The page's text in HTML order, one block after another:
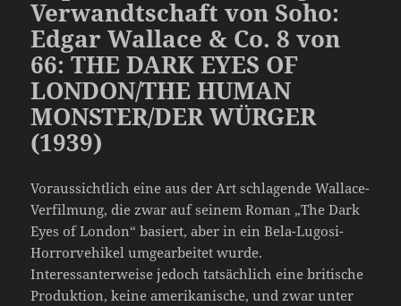
Verwandtschaft von Soho:
Edgar Wallace & Co. 8 von
66: THE DARK EYES OF
LONDON/THE HUMAN
MONSTER/DER WÜRGER
(1939)
Voraussichtlich eine aus der Art schlagende Wallace-
Verfilmung, die zwar auf seinem Roman „The Dark
Eyes of London“ basiert, aber in ein Bela-Lugosi-
Horrorvehikel umgearbeitet wurde.
Interessanterweise jedoch tatsächlich eine britische
Produktion, keine amerikanische, und zwar unter